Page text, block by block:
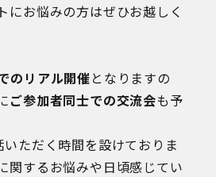
にお悩みの方はぜひお越しく
のリアル開催となりますの
ご参加者同士での交流会も予
ただく時間を設けておりま
関するお悩みや日頃感じてい